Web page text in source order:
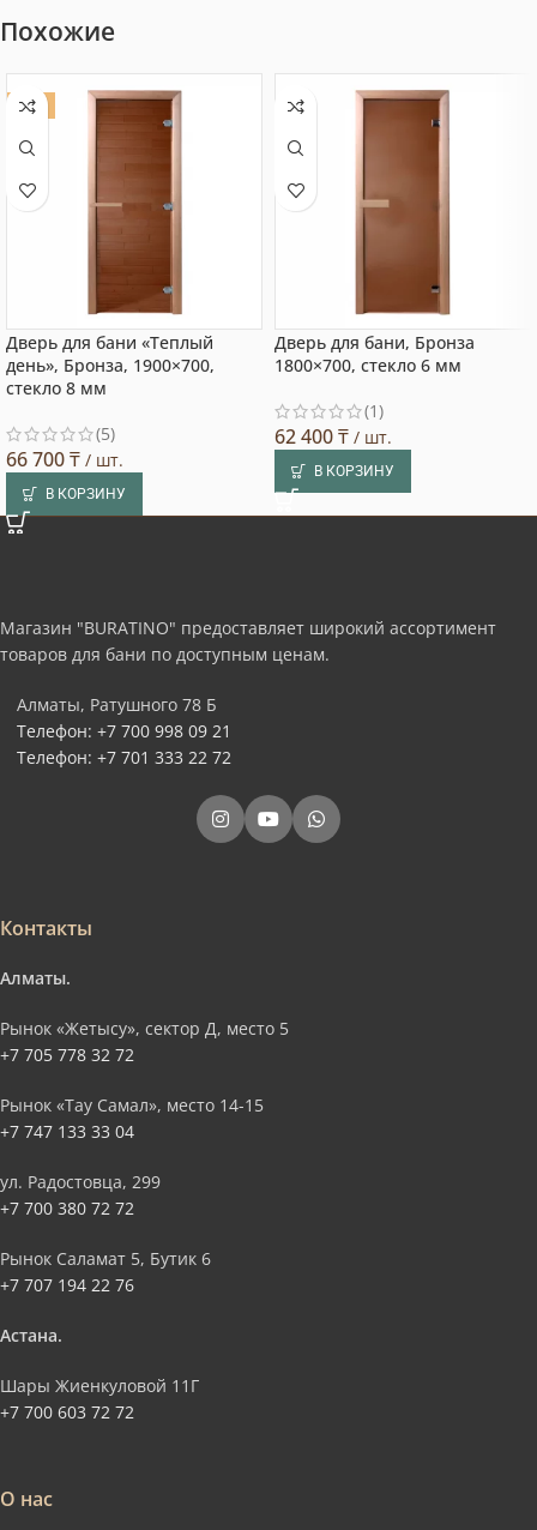
Похожие
ХИТ
Дверь для бани «Теплый
день», Бронза, 1900×700,
стекло 8 мм
(5)
66 700₸ / шт.
В КОРЗИНУ
Дверь для бани, Бронза
1800×700, стекло 6 мм
(1)
62 400₸ / шт.
В КОРЗИНУ
Магазин "BURATINO" предоставляет широкий ассортимент
товаров для бани по доступным ценам.
Алматы, Ратушного 78 Б
Телефон: +7 700 998 09 21
Телефон: +7 701 333 22 72
Контакты
Алматы.
Рынок «Жетысу», сектор Д, место 5
+7 705 778 32 72
Рынок «Тау Самал», место 14-15
+7 747 133 33 04
ул. Радостовца, 299
+7 700 380 72 72
Рынок Саламат 5, Бутик 6
+7 707 194 22 76
Астана.
Шары Жиенкуловой 11Г
+7 700 603 72 72
О нас